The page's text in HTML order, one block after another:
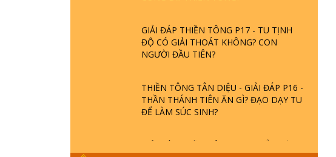
GIẢI ĐÁP THIỀN TÔNG P17 - TU TỊNH
ĐỘ CÓ GIẢI THOÁT KHÔNG? CON
NGƯỜI ĐẦU TIÊN?
THIỀN TÔNG TÂN DIỆU - GIẢI ĐÁP P16 -
THẦN THÁNH TIÊN ĂN GÌ? ĐẠO DẠY TU
ĐỂ LÀM SÚC SINH?
GIẢI ĐÁP THIỀN TÔNG P15 - TỔ CHỨC
LOÀI CÔ HỒN - GIÁO LÝ ĐẠO PHẬT KHI